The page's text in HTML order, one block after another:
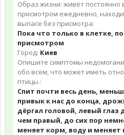
Образ жизни: живёт постоянно
присмотром ежедневно,
выпасе без присмотра:
Пока что только в клетке,
присмотром
Город: Киев
Опишите симптомы
обо всем, что может иметь
птицы.:
Спит почти весь день,
привык к нас до конца,
дёргал головой, левый
чем правый, до сих пор
меняет корм, воду и меняет